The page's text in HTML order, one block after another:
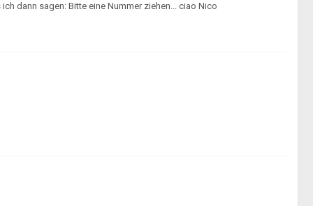
dann sagen: Bitte eine Nummer ziehen... ciao Nico